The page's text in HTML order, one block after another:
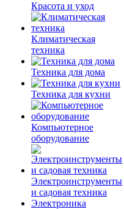
Красота и уход
Климатическая
техника
Техника для дома
Техника для кухни
Компьютерное
оборудование
Электроинструменты
и садовая техника
Электроника